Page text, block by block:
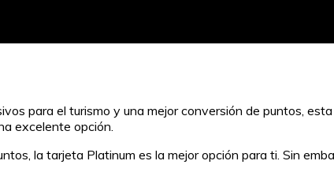
para el turismo y una mejor conversión de puntos,
excelente opción.
la tarjeta Platinum es la mejor opción para ti. Sin